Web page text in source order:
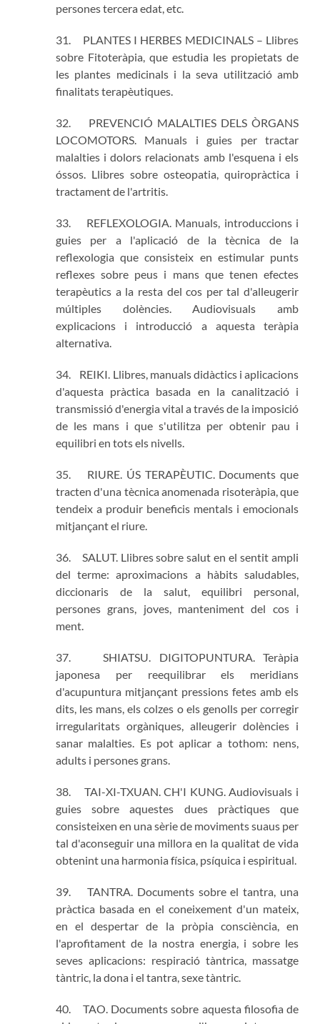
persones tercera edat, etc.
31. PLANTES I HERBES MEDICINALS – Llibres
sobre Fitoteràpia, que estudia les propietats de
les plantes medicinals i la seva utilització amb
finalitats terapèutiques.
32. PREVENCIÓ MALALTIES DELS ÒRGANS
LOCOMOTORS. Manuals i guies per tractar
malalties i dolors relacionats amb l'esquena i els
óssos. Llibres sobre osteopatia, quiropràctica i
tractament de l'artritis.
33. REFLEXOLOGIA. Manuals, introduccions i
guies per a l'aplicació de la tècnica de la
reflexologia que consisteix en estimular punts
reflexes sobre peus i mans que tenen efectes
terapèutics a la resta del cos per tal d'alleugerir
múltiples dolències. Audiovisuals amb
explicacions i introducció a aquesta teràpia
alternativa.
34. REIKI. Llibres, manuals didàctics i aplicacions
d'aquesta pràctica basada en la canalització i
transmissió d'energia vital a través de la imposició
de les mans i que s'utilitza per obtenir pau i
equilibri en tots els nivells.
35. RIURE. ÚS TERAPÈUTIC. Documents que
tracten d'una tècnica anomenada risoteràpia, que
tendeix a produir beneficis mentals i emocionals
mitjançant el riure.
36. SALUT. Llibres sobre salut en el sentit ampli
del terme: aproximacions a hàbits saludables,
diccionaris de la salut, equilibri personal,
persones grans, joves, manteniment del cos i
ment.
37. SHIATSU. DIGITOPUNTURA. Teràpia
japonesa per reequilibrar els meridians
d'acupuntura mitjançant pressions fetes amb els
dits, les mans, els colzes o els genolls per corregir
irregularitats orgàniques, alleugerir dolències i
sanar malalties. Es pot aplicar a tothom: nens,
adults i persones grans.
38. TAI-XI-TXUAN. CH'I KUNG. Audiovisuals i
guies sobre aquestes dues pràctiques que
consisteixen en una sèrie de moviments suaus per
tal d'aconseguir una millora en la qualitat de vida
obtenint una harmonia física, psíquica i espiritual.
39. TANTRA. Documents sobre el tantra, una
pràctica basada en el coneixement d'un mateix,
en el despertar de la pròpia consciència, en
l'aprofitament de la nostra energia, i sobre les
seves aplicacions: respiració tàntrica, massatge
tàntric, la dona i el tantra, sexe tàntric.
40. TAO. Documents sobre aquesta filosofia de